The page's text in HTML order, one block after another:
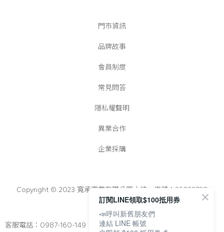
門市資訊
品牌故事
會員制度
常見問答
隱私權聲明
異業合作
企業採購
Copyright © 2023 寬承實業有限公司│統一編號：25022728
客服電話：0987-160-149
訂閱LINE領取$100抵用券
📣呼叫新舊朋友們
連結 LINE 帳號